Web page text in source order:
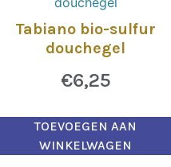
Tabiano bio-sulfur
douchegel
€6,25
TOEVOEGEN AAN
WINKELWAGEN